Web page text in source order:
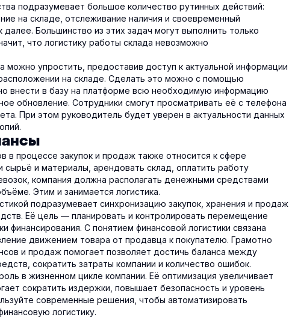
подразумевает большое количество рутинных действий:
на складе, отслеживание наличия и своевременный
далее. Большинство из этих задач могут выполнить только
что логистику работы склада невозможно
можно упростить, предоставив доступ к актуальной информации
на складе. Сделать это можно с помощью
внести в базу на платформе всю необходимую информацию
обновление. Сотрудники смогут просматривать её с телефона
При этом руководитель будет уверен в актуальности данных
в процессе закупок и продаж также относится к сфере
сырьё и материалы, арендовать склад, оплатить работу
компания должна располагать денежными средствами
Этим и занимается логистика.
подразумевает синхронизацию закупок, хранения и продаж
Её цель — планировать и контролировать перемещение
финансирования. С понятием финансовой логистики связана
движением товара от продавца к покупателю. Грамотно
и продаж помогает позволяет достичь баланса между
сократить затраты компании и количество ошибок.
в жизненном цикле компании. Её оптимизация увеличивает
сократить издержки, повышает безопасность и уровень
современные решения, чтобы автоматизировать
логистику.